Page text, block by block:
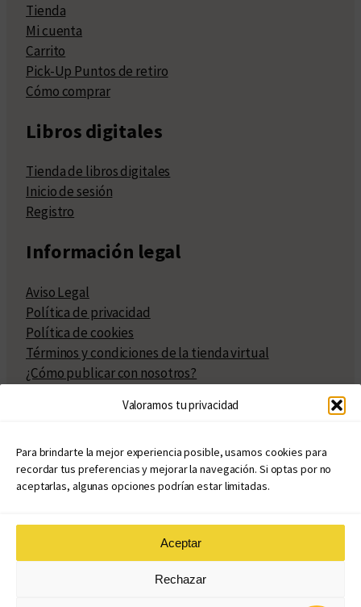
Valoramos tu privacidad
Para brindarte la mejor experiencia posible, usamos cookies para
recordar tus preferencias y mejorar la navegación. Si optas por no
aceptarlas, algunas opciones podrían estar limitadas.
Aceptar
Rechazar
Tienda
Mi cuenta
Carrito
Pick-Up Puntos de retiro
Cómo comprar
Libros digitales
Tienda de libros digitales
Inicio de sesión
Registro
Información legal
Aviso Legal
Política de privacidad
Política de cookies
Términos y condiciones de la tienda virtual
¿Cómo publicar con nosotros?
Políticas de publicación
Políticas de coedición
Atribuciones